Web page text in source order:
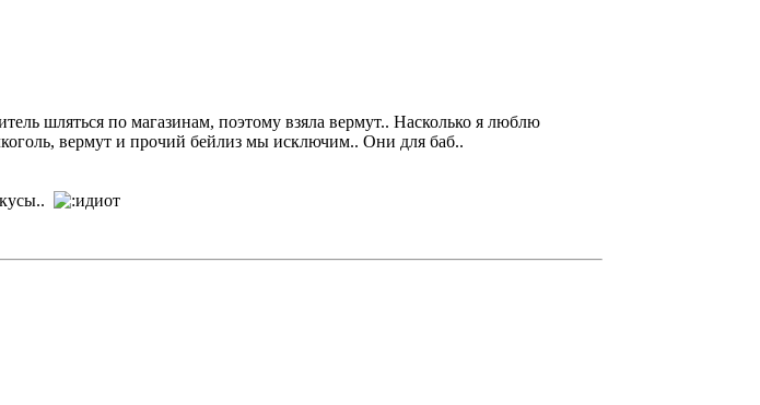
шляться по магазинам, поэтому взяла вермут.. Насколько я люблю
вермут и прочий бейлиз мы исключим.. Они для баб..